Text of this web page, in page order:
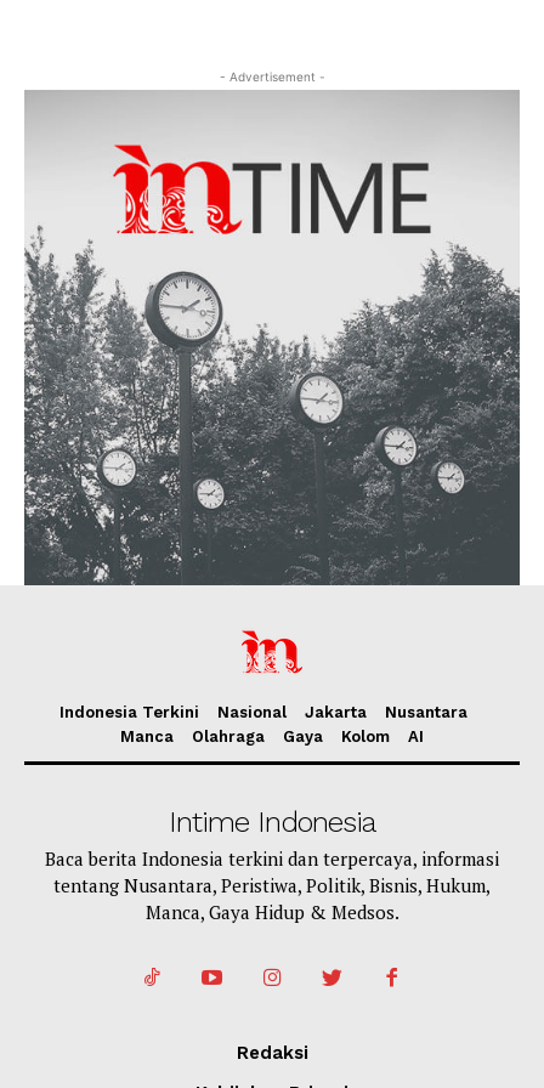
- Advertisement -
Indonesia Terkini Nasional Jakarta
Nusantara
Manca
Olahraga Gaya Kolom AI
Intime Indonesia
Baca berita Indonesia terkini dan terpercaya, informasi
tentang Nusantara, Peristiwa, Politik, Bisnis, Hukum,
Manca, Gaya Hidup & Medsos.
Redaksi